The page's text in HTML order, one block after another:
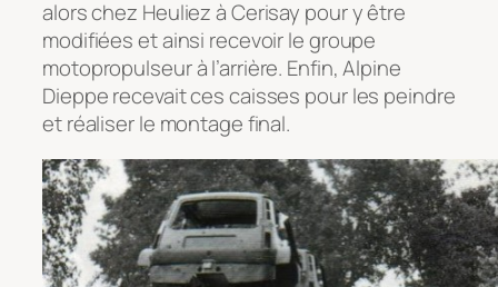
alors chez Heuliez à Cerisay pour y être
modifiées et ainsi recevoir le groupe
motopropulseur à l’arrière. Enfin, Alpine
Dieppe recevait ces caisses pour les peindre
et réaliser le montage final.